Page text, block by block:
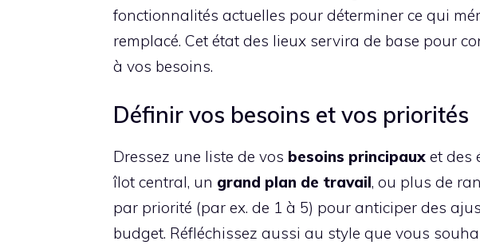
fonctionnalités actuelles pour déterminer ce qui
remplacé. Cet état des lieux servira de base pour
à vos besoins.
Définir vos besoins et vos priorités
Dressez une liste de vos besoins principaux et des
îlot central, un grand plan de travail, ou plus de
par priorité (par ex. de 1 à 5) pour anticiper des
budget. Réfléchissez aussi au style que vous